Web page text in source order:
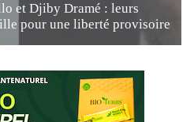
et Djiby Dramé : leurs
pour une liberté provisoire